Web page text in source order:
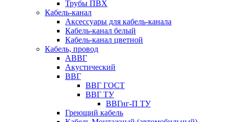
Трубы ПВХ
Кабель-канал
Аксессуары для кабель-канала
Кабель-канал белый
Кабель-канал цветной
Кабель, провод
АВВГ
Акустический
ВВГ
ВВГ ГОСТ
ВВГ ТУ
ВВГнг-П ТУ
Греющий кабель